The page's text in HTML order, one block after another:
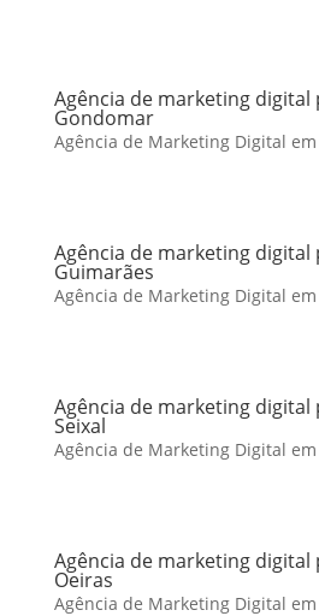
Agência de marketing digital
Gondomar
Agência de Marketing Digital
Agência de marketing digital
Guimarães
Agência de Marketing Digital
Agência de marketing digital
Seixal
Agência de Marketing Digital
Agência de marketing digital
Oeiras
Agência de Marketing Digital